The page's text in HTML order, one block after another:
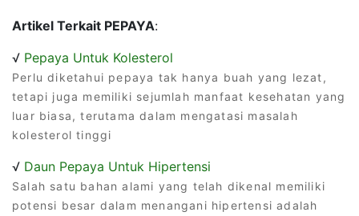
Artikel Terkait PEPAYA:
√ Pepaya Untuk Kolesterol
Perlu diketahui pepaya tak hanya buah yang lezat,
tetapi juga memiliki sejumlah manfaat kesehatan yang
luar biasa, terutama dalam mengatasi masalah
kolesterol tinggi
√ Daun Pepaya Untuk Hipertensi
Salah satu bahan alami yang telah dikenal memiliki
potensi besar dalam menangani hipertensi adalah